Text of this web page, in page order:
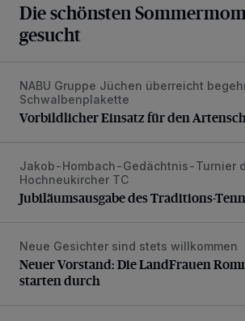
Die schönsten
gesucht
Vorbildlicher Einsatz für den
NABU Gruppe Jüchen überreicht
Schwalbenplakette
Vorbildlicher Einsatz für den
Jubiläumsausgabe des Traditions-
Jakob-Hombach-Gedächtnis-Turnier
Hochneukircher TC
Jubiläumsausgabe des Traditions-
Neuer Vorstand: Die LandFrauen
Neue Gesichter sind stets willkommen
Neuer Vorstand: Die LandFrauen
starten durch